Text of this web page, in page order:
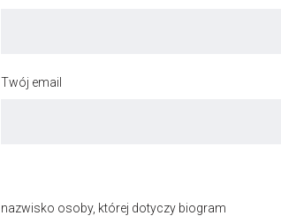
Twój email
nazwisko osoby, której dotyczy biogram